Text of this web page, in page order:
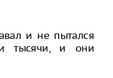
и не пытался
тысячи, и они